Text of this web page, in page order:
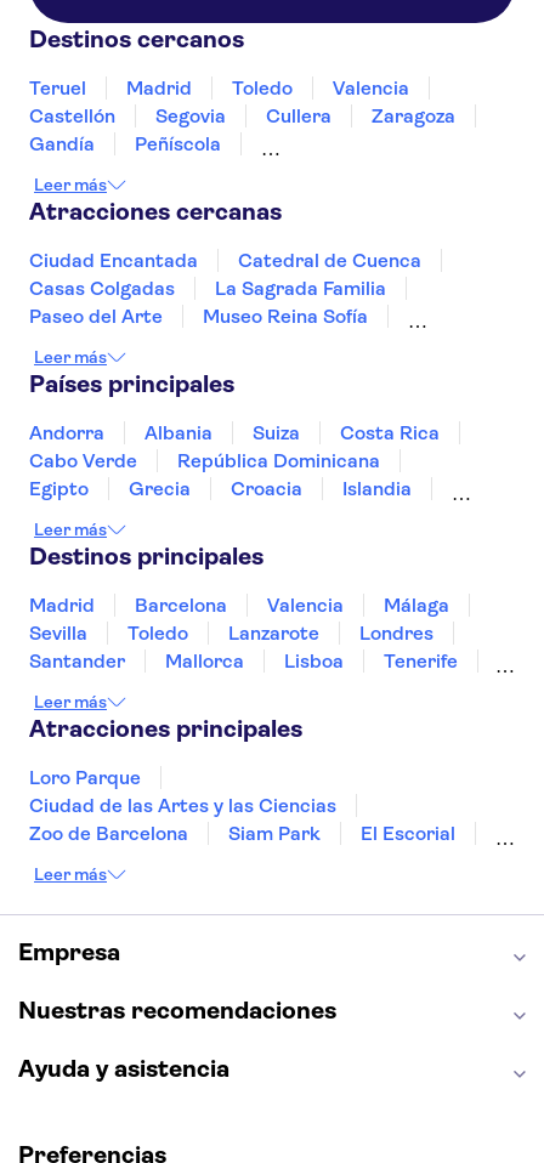
Destinos cercanos
Teruel Madrid Toledo
Valencia
Castellón
Segovia Cullera
Zaragoza
Gandía
Peñíscola
Benidorm
Leer más
Atracciones cercanas
Ciudad Encantada
Catedral de Cuenca
Casas Colgadas
La Sagrada Familia
Paseo del Arte
Museo Reina Sofía
Parques de atracciones de Madrid
Teatro-Museo Dalí
Hortensia Herrero Art Centre
Museo Picasso Málaga
Park Güell
Parque Warner
Estadio Riyadh Air Metropolitano
Leer más
Países principales
Andorra Albania Suiza
Costa Rica
Cabo Verde
República Dominicana
Egipto
Grecia Croacia
Islandia
México
Noruega
Túnez
Turquía
Leer más
Destinos principales
Madrid Barcelona Valencia
Málaga
Sevilla
Toledo Lanzarote
Londres
Santander
Mallorca Lisboa
Tenerife
Bilbao
Menorca Granada
Vigo
Leer más
Atracciones principales
Loro Parque
Ciudad de las Artes y las Ciencias
Zoo de Barcelona
Siam Park
El Escorial
Cueva de Nerja
Capilla Sixtina
Montserrat
Museo del Louvre
Casa Batlló
Estadio Santiago Bernabéu
Alhambra
Leer más
Empresa
Nuestras recomendaciones
Ayuda y asistencia
Preferencias